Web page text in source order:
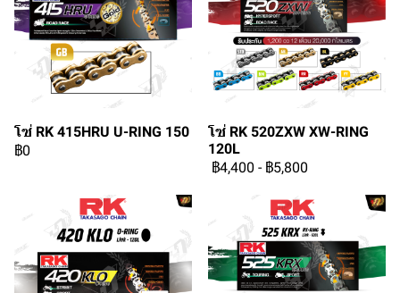
โซ่ RK 415HRU U-RING 150
฿0
โซ่ RK 520ZXW XW-RING
120L
฿4,400 - ฿5,800